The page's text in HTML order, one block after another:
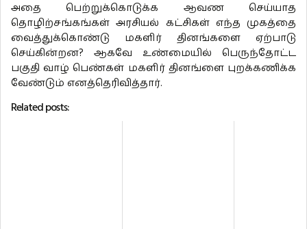
அதை பெற்றுக்கொடுக்க ஆவண செய்யாத
தொழிற்சங்கங்கள் அரசியல் கட்சிகள் எந்த முகத்தை
வைத்துக்கொண்டு மகளிர் தினங்களை ஏற்பாடு
செய்கின்றன? ஆகவே உண்மையில் பெருந்தோட்ட
பகுதி வாழ் பெண்கள் மகளிர் தினங்ளை புறக்கணிக்க
வேண்டும் எனத்தெரிவித்தார்.
Related posts: